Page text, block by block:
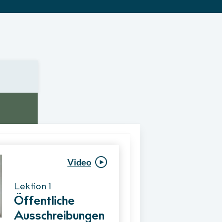
Video
Lektion 1
Öffentliche
AusschreibungenVergabeverfahre